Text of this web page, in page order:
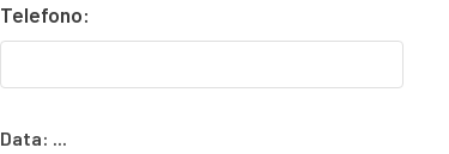
Telefono:
Data: ...